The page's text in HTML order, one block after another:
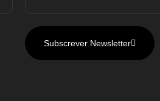
Subscrever Newsletter